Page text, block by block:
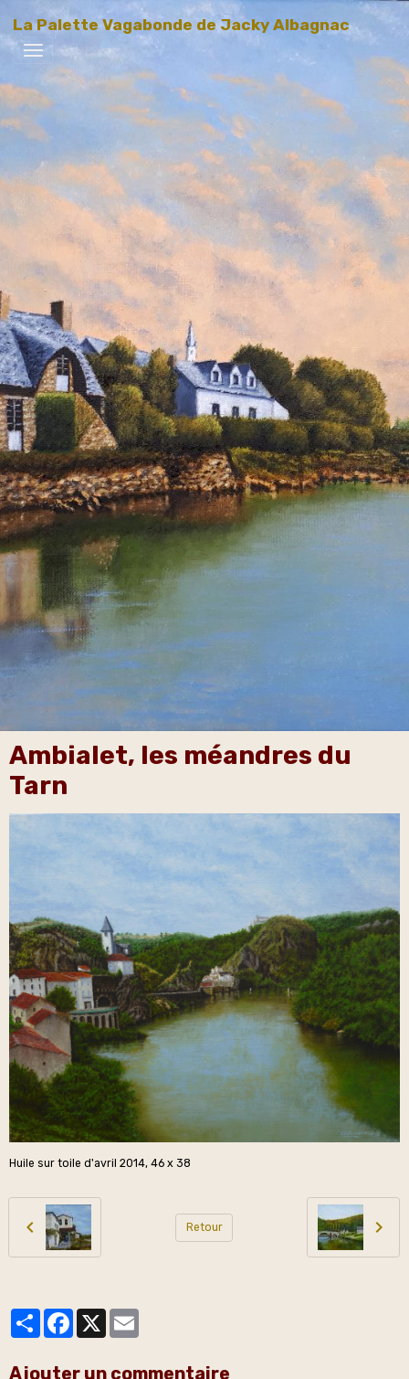
La Palette Vagabonde de Jacky Albagnac
Ambialet, les méandres du
Tarn
Huile sur toile d'avril 2014, 46 x 38
Retour
PartagerFacebook
Ajouter un commentaire